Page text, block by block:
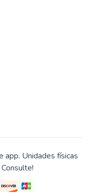
app. Unidades físicas